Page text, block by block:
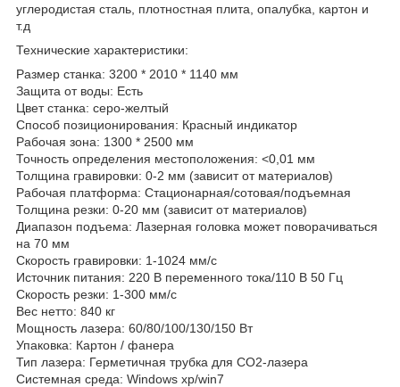
углеродистая сталь, плотностная плита, опалубка, картон и
т.д
Технические характеристики:
Размер станка: 3200 * 2010 * 1140 мм
Защита от воды: Есть
Цвет станка: серо-желтый
Способ позиционирования: Красный индикатор
Рабочая зона: 1300 * 2500 мм
Точность определения местоположения: <0,01 мм
Толщина гравировки: 0-2 мм (зависит от материалов)
Рабочая платформа: Стационарная/сотовая/подъемная
Толщина резки: 0-20 мм (зависит от материалов)
Диапазон подъема: Лазерная головка может поворачиваться
на 70 мм
Скорость гравировки: 1-1024 мм/с
Источник питания: 220 В переменного тока/110 В 50 Гц
Скорость резки: 1-300 мм/с
Вес нетто: 840 кг
Мощность лазера: 60/80/100/130/150 Вт
Упаковка: Картон / фанера
Тип лазера: Герметичная трубка для CO2-лазера
Системная среда: Windows xp/win7